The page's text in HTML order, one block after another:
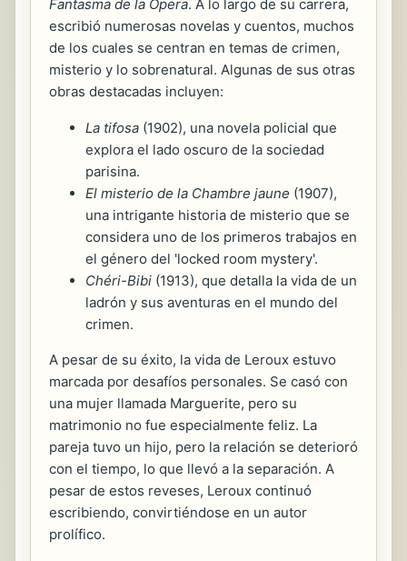
Fantasma de la Ópera. A lo largo de su carrera,
escribió numerosas novelas y cuentos, muchos
de los cuales se centran en temas de crimen,
misterio y lo sobrenatural. Algunas de sus otras
obras destacadas incluyen:
La tifosa (1902), una novela policial que
explora el lado oscuro de la sociedad
parisina.
El misterio de la Chambre jaune (1907),
una intrigante historia de misterio que se
considera uno de los primeros trabajos en
el género del 'locked room mystery'.
Chéri-Bibi (1913), que detalla la vida de un
ladrón y sus aventuras en el mundo del
crimen.
A pesar de su éxito, la vida de Leroux estuvo
marcada por desafíos personales. Se casó con
una mujer llamada Marguerite, pero su
matrimonio no fue especialmente feliz. La
pareja tuvo un hijo, pero la relación se deterioró
con el tiempo, lo que llevó a la separación. A
pesar de estos reveses, Leroux continuó
escribiendo, convirtiéndose en un autor
prolífico.